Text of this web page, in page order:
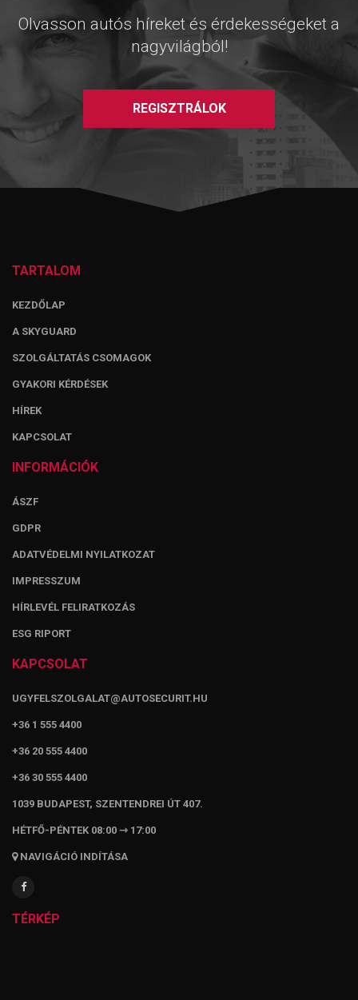
Olvasson autós híreket és érdekességeket a
nagyvilágból!
REGISZTRÁLOK
TARTALOM
KEZDŐLAP
A SKYGUARD
SZOLGÁLTATÁS CSOMAGOK
GYAKORI KÉRDÉSEK
HÍREK
KAPCSOLAT
INFORMÁCIÓK
ÁSZF
GDPR
ADATVÉDELMI NYILATKOZAT
IMPRESSZUM
HÍRLEVÉL FELIRATKOZÁS
ESG RIPORT
KAPCSOLAT
UGYFELSZOLGALAT@AUTOSECURIT.HU
+36 1 555 4400
+36 20 555 4400
+36 30 555 4400
1039 BUDAPEST, SZENTENDREI ÚT 407.
HÉTFŐ-PÉNTEK 08:00 ⇾ 17:00
NAVIGÁCIÓ INDÍTÁSA
TÉRKÉP